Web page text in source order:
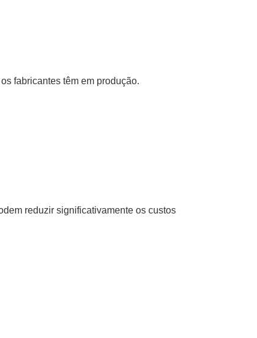
fabricantes têm em produção.
reduzir significativamente os custos